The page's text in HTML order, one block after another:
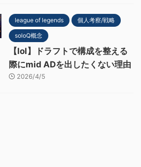
league of legends 個人考察/戦略
soloQ概念
【lol】ドラフトで構成を整える
際にmid ADを出したくない理由
2026/4/5